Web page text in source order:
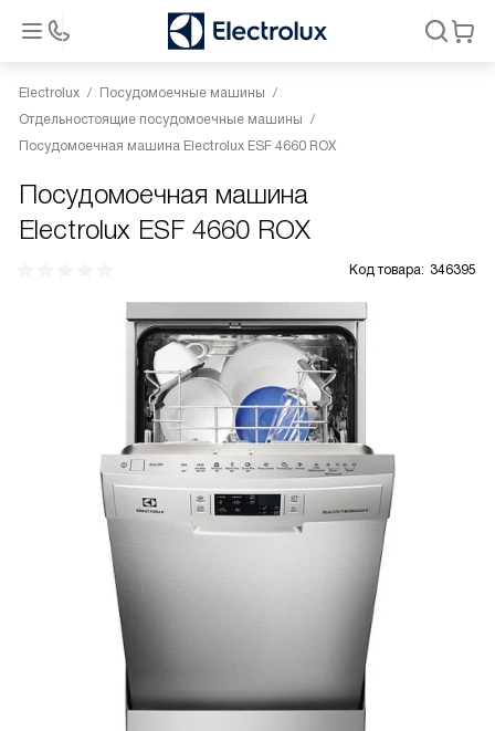
Electrolux
Посудомоечные машины
Отдельностоящие посудомоечные машины
Посудомоечная машина Electrolux ESF 4660 ROX
Посудомоечная машина
Electrolux ESF 4660 ROX
Код товара: 346395